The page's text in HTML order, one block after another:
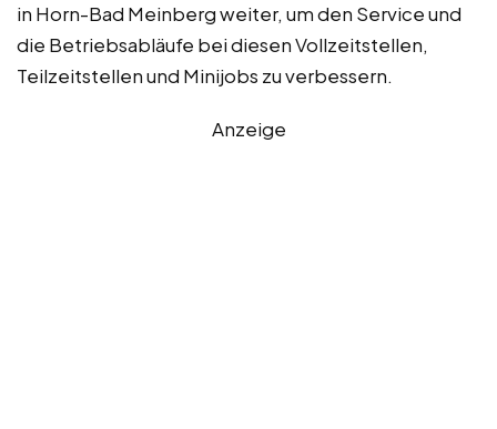
in Horn-Bad Meinberg weiter, um den Service und
die Betriebsabläufe bei diesen Vollzeitstellen,
Teilzeitstellen und Minijobs zu verbessern.
Anzeige